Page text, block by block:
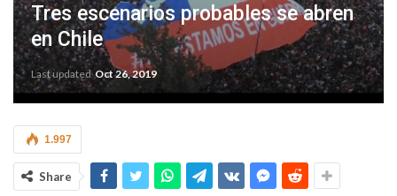
Tres escenarios probables se abren
en Chile
Last updated Oct 26, 2019
1.997
Share